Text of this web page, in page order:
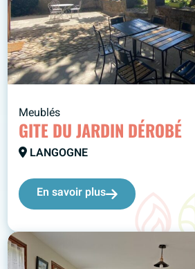
Meublés
GITE DU JARDIN DÉROBÉ
LANGOGNE
En savoir plus